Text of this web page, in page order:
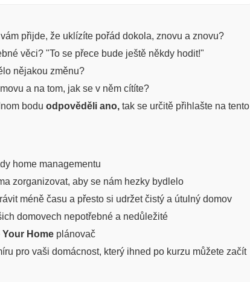
přijde, že uklízíte pořád dokola, znovu a znovu?
věci? "To se přece bude ještě někdy hodit!"
nějakou změnu?
a na tom, jak se v něm cítíte?
bodu odpověděli ano, tak se určitě přihlašte na tento
home managementu
zorganizovat, aby se nám hezky bydlelo
méně času a přesto si udržet čistý a útulný domov
domovech nepotřebné a nedůležité
Your Home plánovač
pro vaši domácnost, který ihned po kurzu můžete začít